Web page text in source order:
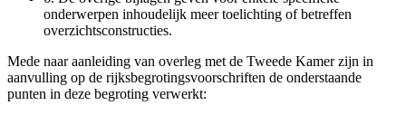
onderwerpen inhoudelijk meer toelichting of betreffen
overzichtsconstructies.
Mede naar aanleiding van overleg met de Tweede Kamer zijn in
aanvulling op de rijksbegrotingsvoorschriften de onderstaande
punten in deze begroting verwerkt: